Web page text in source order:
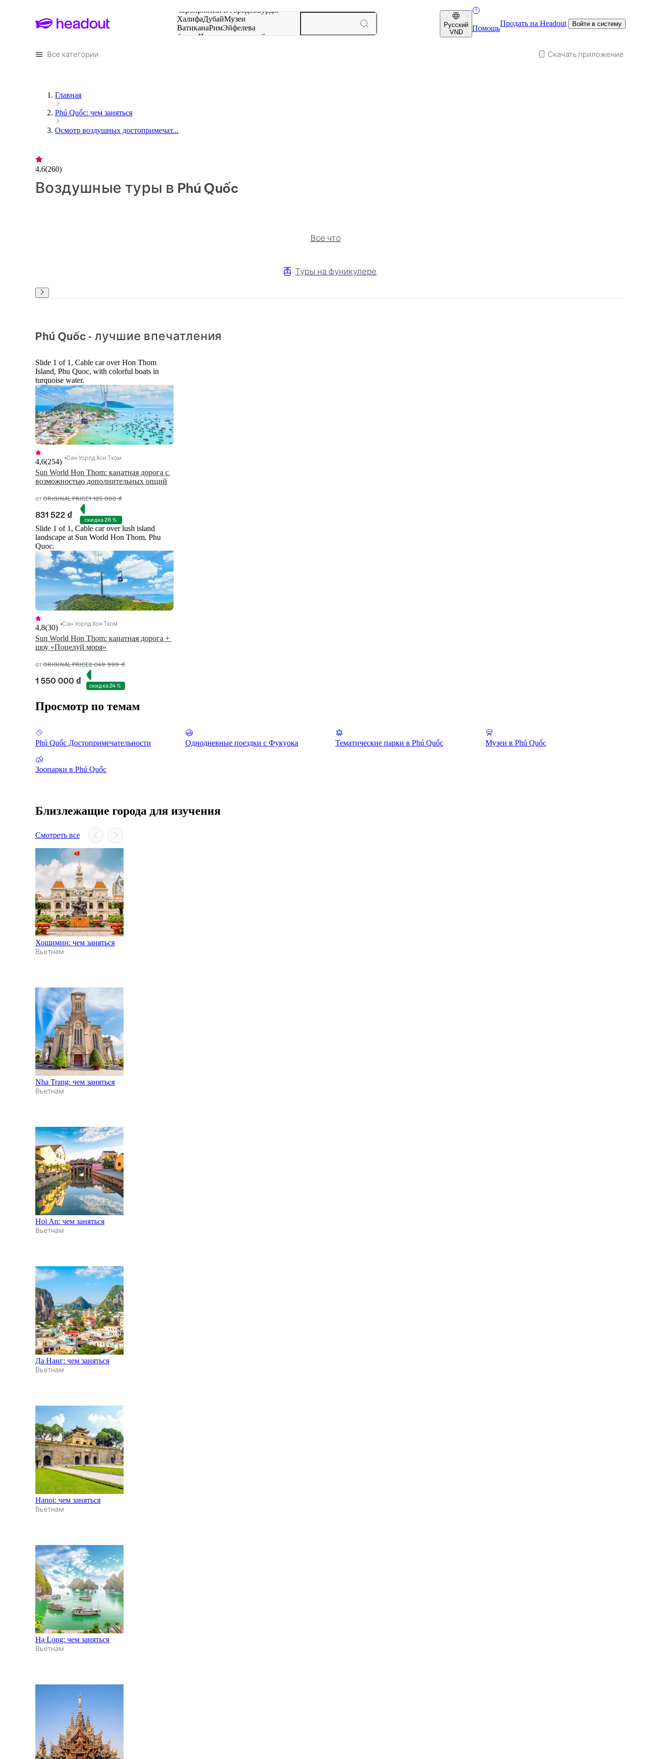
мероприятий и городовБурдж-
ХалифаДубайМузеи
ВатиканаРимЭйфелева
башняПарижмероприятий и
Русский
VND
Помощь
Продать на Headout Войти в систему
Все категории Скачать приложение
Главная
Phú Quốc: чем заняться
Осмотр воздушных достопримечат...
4,6(260)
Воздушные туры в Phú Quốc
Все что
Туры на фуникулере
Phú Quốc - лучшие впечатления
Slide 1 of 1, Cable car over Hon Thom
Island, Phu Quoc, with colorful boats in
turquoise water.
Sun World Hon Thom: канатная дорога с
возможностью дополнительных опций
4,6(254) Сан Уорлд Хон Тхом
отORIGINAL PRICE1 125 000 ₫
831 522 ₫ скидка 26 %
Slide 1 of 1, Cable car over lush island
landscape at Sun World Hon Thom, Phu
Quoc.
Sun World Hon Thom: канатная дорога +
шоу «Поцелуй моря»
4,8(30) Сан Уорлд Хон Тхом
отORIGINAL PRICE2 049 999 ₫
1 550 000 ₫ скидка 24 %
Просмотр по темам
Phú Quốc Достопримечательности Однодневные поездки с Фукуока Тематические парки в Phú Quốc Музеи в Phú Quốc
Зоопарки в Phú Quốc
Близлежащие города для изучения
Смотреть все
Хошимин: чем заняться
Вьетнам
Nha Trang: чем заняться
Вьетнам
Hoi An: чем заняться
Вьетнам
Да Нанг: чем заняться
Вьетнам
Hanoi: чем заняться
Вьетнам
Hạ Long: чем заняться
Вьетнам